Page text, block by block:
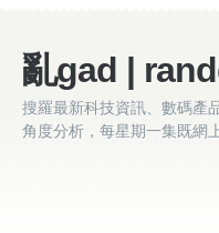
亂gad |
搜羅最新科技資訊、數碼產
角度分析，每星期一集既網